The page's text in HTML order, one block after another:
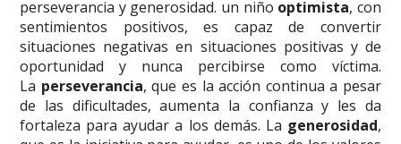
perseverancia y generosidad. un niño optimista, con
sentimientos positivos, es capaz de convertir
situaciones negativas en situaciones positivas y de
oportunidad y nunca percibirse como víctima.
La perseverancia, que es la acción continua a pesar
de las dificultades, aumenta la confianza y les da
fortaleza para ayudar a los demás. La generosidad,